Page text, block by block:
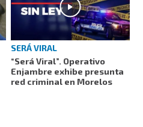
SERÁ VIRAL
“Será Viral”. Operativo
Enjambre exhibe presunta
red criminal en Morelos